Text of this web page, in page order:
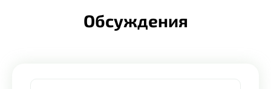
Обсуждения